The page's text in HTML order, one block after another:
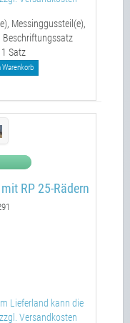
Messinggussteil(e),
Beschriftungssatz
1 Satz
RP 25-Rädern
Lieferland kann die
Versandkosten